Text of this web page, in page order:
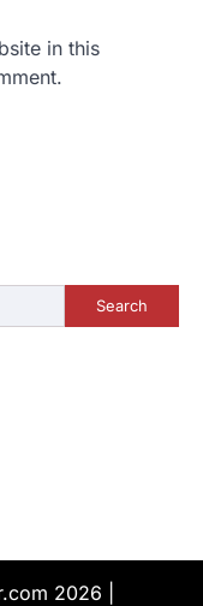
in this
Search
2026